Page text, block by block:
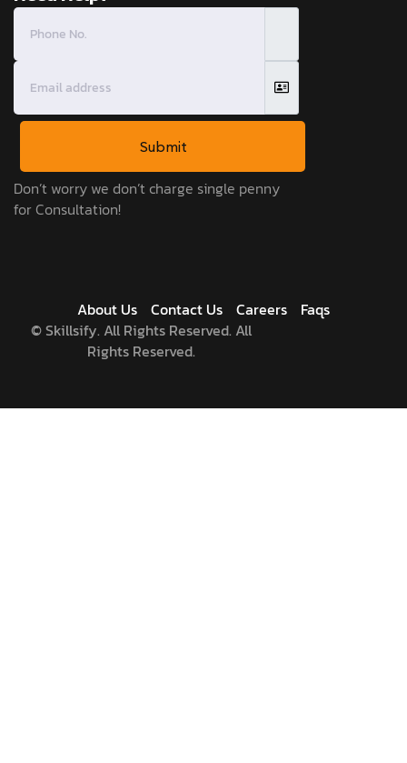
Submit
Don’t worry we don’t charge single penny
for Consultation!
©Skillsify. All Rights Reserved. All
Rights Reserved.
About Us Contact Us Careers Faqs